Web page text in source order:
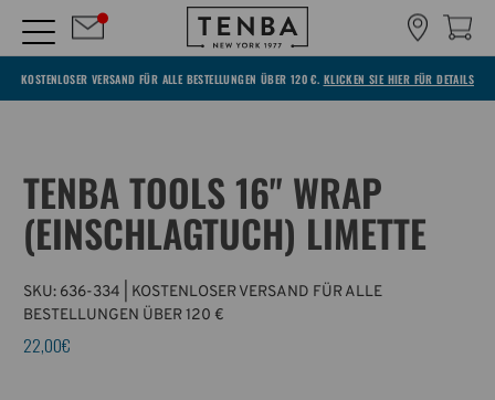
KOSTENLOSER VERSAND FÜR ALLE BESTELLUNGEN ÜBER 120 €. KLICKEN SIE HIER FÜR DETAILS
TENBA TOOLS 16" WRAP
(EINSCHLAGTUCH) LIMETTE
SKU: 636-334 | KOSTENLOSER VERSAND FÜR ALLE
BESTELLUNGEN ÜBER 120 €
22,00€